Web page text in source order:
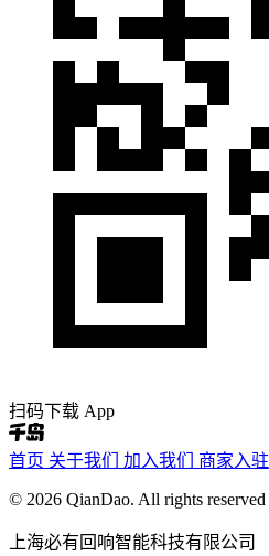
扫码下载 App
首页 关于我们 加入我们 商家入驻
© 2026 QianDao. All rights reserved
上海必有回响智能科技有限公司